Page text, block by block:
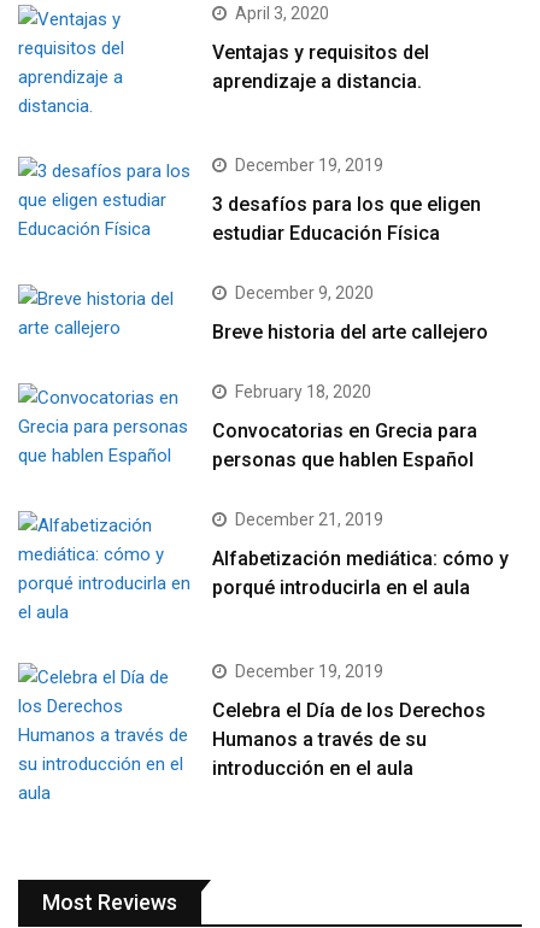
April 3, 2020
Ventajas y requisitos del
aprendizaje a distancia.
December 19, 2019
3 desafíos para los que eligen
estudiar Educación Física
December 9, 2020
Breve historia del arte callejero
February 18, 2020
Convocatorias en Grecia para
personas que hablen Español
December 21, 2019
Alfabetización mediática: cómo y
porqué introducirla en el aula
December 19, 2019
Celebra el Día de los Derechos
Humanos a través de su
introducción en el aula
Most Reviews